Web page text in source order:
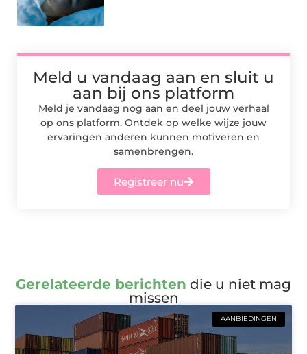
Meld u vandaag aan en sluit u
aan bij ons platform
Meld je vandaag nog aan en deel jouw verhaal
op ons platform. Ontdek op welke wijze jouw
ervaringen anderen kunnen motiveren en
samenbrengen.
Registreer nu
Gerelateerde berichten die u niet mag
missen
AANBIEDINGEN